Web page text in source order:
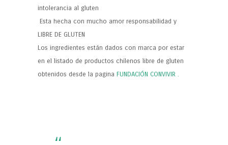
intolerancia al gluten
Esta hecha con mucho amor responsabilidad y
LIBRE DE GLUTEN
Los ingredientes están dados con marca por estar
en el listado de productos chilenos libre de gluten
obtenidos desde la pagina FUNDACIÓN CONVIVIR .